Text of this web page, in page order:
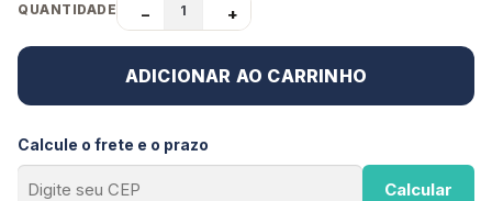
QUANTIDADE − +
ADICIONAR AO CARRINHO
Calcule o frete e o prazo
Calcular